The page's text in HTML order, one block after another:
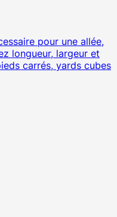
pour une allée,
longueur, largeur et
carrés, yards cubes